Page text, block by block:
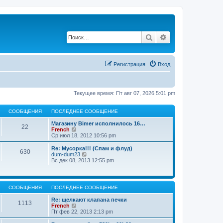
Поиск
Вход
Регистрация
Текущее время: Пт авг 07, 2026 5:01 pm
СООБЩЕНИЯ ПОСЛЕДНЕЕ СООБЩЕНИЕ
22
Магазину Bimer исполнилось 16…
French
е
р
е
й
т
п
о
с
л
е
н
е
Ср июл 18, 2012 10:56 pm
630
Re: Мусорка!!! (Спам и флуд)
dum-dum23
е
й
т
и
к
п
с
л
Вс дек 08, 2013 12:55 pm
СООБЩЕНИЯ ПОСЛЕДНЕЕ СООБЩЕНИЕ
1113
Re: щелкают клапана печки
French
е
р
Пт фев 22, 2013 2:13 pm